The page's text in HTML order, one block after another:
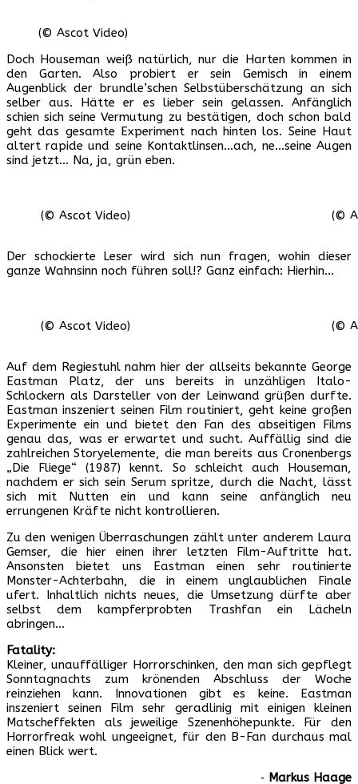
(© Ascot Video)
Doch Houseman weiß natürlich, nur die Harten kommen in
den Garten. Also probiert er sein Gemisch in einem
Augenblick der brundle’schen Selbstüberschätzung an sich
selber aus. Hätte er es lieber sein gelassen. Anfänglich
schien sich seine Vermutung zu bestätigen, doch schon bald
geht das gesamte Experiment nach hinten los. Seine Haut
altert rapide und seine Kontaktlinsen…ach, ne…seine Augen
sind jetzt… Na, ja, grün eben.
(© Ascot Video) (©
Der schockierte Leser wird sich nun fragen, wohin dieser
ganze Wahnsinn noch führen soll!? Ganz einfach: Hierhin…
(© Ascot Video) (©
Auf dem Regiestuhl nahm hier der allseits bekannte George
Eastman Platz, der uns bereits in unzähligen Italo-
Schlockern als Darsteller von der Leinwand grüßen durfte.
Eastman inszeniert seinen Film routiniert, geht keine großen
Experimente ein und bietet den Fan des abseitigen Films
genau das, was er erwartet und sucht. Auffällig sind die
zahlreichen Storyelemente, die man bereits aus Cronenbergs
„Die Fliege“ (1987) kennt. So schleicht auch Houseman,
nachdem er sich sein Serum spritze, durch die Nacht, lässt
sich mit Nutten ein und kann seine anfänglich neu
errungenen Kräfte nicht kontrollieren.
Zu den wenigen Überraschungen zählt unter anderem Laura
Gemser, die hier einen ihrer letzten Film-Auftritte hat.
Ansonsten bietet uns Eastman einen sehr routinierte
Monster-Achterbahn, die in einem unglaublichen Finale
ufert. Inhaltlich nichts neues, die Umsetzung dürfte aber
selbst dem kampferprobten Trashfan ein Lächeln
abringen…
Fatality:
Kleiner, unauffälliger Horrorschinken, den man sich gepflegt
Sonntagnachts zum krönenden Abschluss der Woche
reinziehen kann. Innovationen gibt es keine. Eastman
inszeniert seinen Film sehr geradlinig mit einigen kleinen
Matscheffekten als jeweilige Szenenhöhepunkte. Für den
Horrorfreak wohl ungeeignet, für den B-Fan durchaus mal
einen Blick wert.
‐ Markus Haage